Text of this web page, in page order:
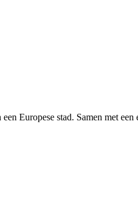
Europese stad. Samen met